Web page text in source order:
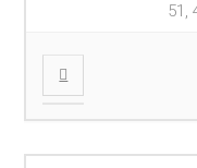
51,